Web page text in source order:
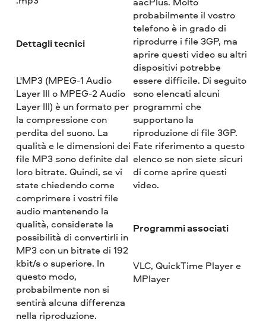
Dettagli tecnici
L'MP3 (MPEG-1 Audio
Layer III o MPEG-2 Audio
Layer III) è un formato per
la compressione con
perdita del suono. La
qualità e le dimensioni dei
file MP3 sono definite dal
loro bitrate. Quindi, se vi
state chiedendo come
comprimere i vostri file
audio mantenendo la
qualità, considerate la
possibilità di convertirli in
MP3 con un bitrate di 192
kbit/s o superiore. In
questo modo,
probabilmente non si
sentirà alcuna differenza
nella riproduzione.
probabilmente il vostro
telefono è in grado di
riprodurre i file 3GP, ma
aprire questi video su altri
dispositivi potrebbe
essere difficile. Di seguito
sono elencati alcuni
programmi che
supportano la
riproduzione di file 3GP.
Fate riferimento a questo
elenco se non siete sicuri
di come aprire questi
video.
Programmi associati
VLC, QuickTime Player e
MPlayer